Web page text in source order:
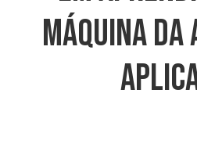
Máquina Da